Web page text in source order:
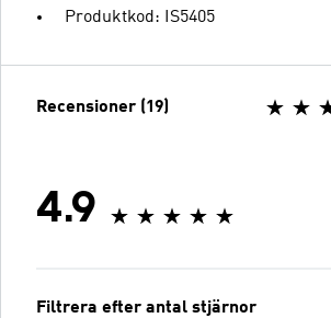
Produktkod: IS5405
Recensioner (19)
4.9
Filtrera efter antal stjärnor